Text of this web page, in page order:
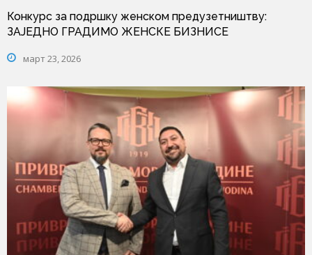
Конкурс за подршку женском предузетништву:
ЗАЈЕДНО ГРАДИМО ЖЕНСКЕ БИЗНИСЕ
март 23, 2026